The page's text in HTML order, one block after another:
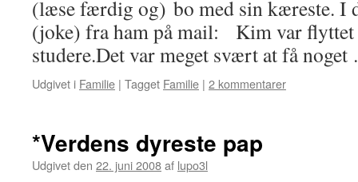
(læse færdig og) bo med sin kæreste. I
(joke) fra ham på mail: Kim var flyttet
studere.Det var meget svært at få
Udgivet i Familie | Tagget Familie | 2 kommentarer
*Verdens dyreste pap
Udgivet den 22. juni 2008af lupo3l